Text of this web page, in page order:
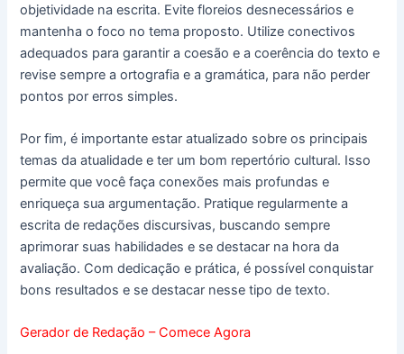
objetividade na escrita. Evite floreios desnecessários e
mantenha o foco no tema proposto. Utilize conectivos
adequados para garantir a coesão e a coerência do texto e
revise sempre a ortografia e a gramática, para não perder
pontos por erros simples.
Por fim, é importante estar atualizado sobre os principais
temas da atualidade e ter um bom repertório cultural. Isso
permite que você faça conexões mais profundas e
enriqueça sua argumentação. Pratique regularmente a
escrita de redações discursivas, buscando sempre
aprimorar suas habilidades e se destacar na hora da
avaliação. Com dedicação e prática, é possível conquistar
bons resultados e se destacar nesse tipo de texto.
Gerador de Redação – Comece Agora